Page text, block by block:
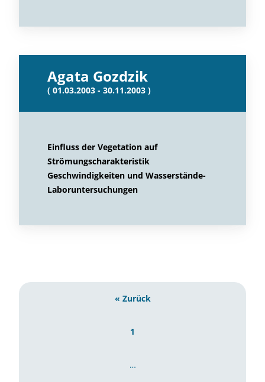
Agata Gozdzik
( 01.03.2003 - 30.11.2003 )
Einfluss der Vegetation auf
Strömungscharakteristik
Geschwindigkeiten und Wasserstände-
Laboruntersuchungen
« Zurück
1
…